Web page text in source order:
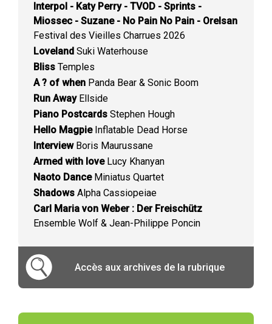
Interpol - Katy Perry - TVOD - Sprints -
Miossec - Suzane - No Pain No Pain - Orelsan
Festival des Vieilles Charrues 2026
Loveland Suki Waterhouse
Bliss Temples
A ? of when Panda Bear & Sonic Boom
Run AwayEllside
Piano Postcards Stephen Hough
Hello MagpieInflatable Dead Horse
InterviewBoris Maurussane
Armed with loveLucy Khanyan
Naoto DanceMiniatus Quartet
Shadows Alpha Cassiopeiae
Carl Maria von Weber : Der Freischütz
Ensemble Wolf & Jean-Philippe Poncin
Accès aux archives de la rubrique